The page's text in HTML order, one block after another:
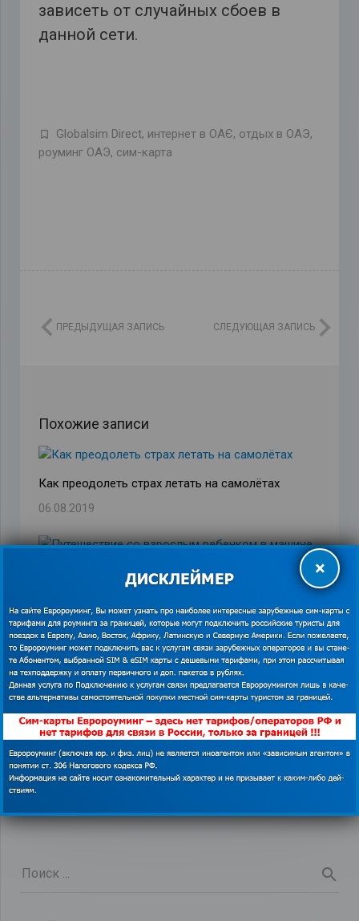
зависеть от случайных сбоев в
данной сети.
Globalsim Direct, интернет в ОАЄ, отдых в ОАЭ,
роуминг ОАЭ, сим-карта
ПРЕДЫДУЩАЯ ЗАПИСЬ СЛЕДУЮЩАЯ ЗАПИСЬ
Похожие записи
Как преодолеть страх летать на самолётах
06.08.2019
Путешествие со взрослым ребенком в машине
Выбираем выгодный тариф для поездки в ОАЭ, не
покидая России
30.06.2017
×